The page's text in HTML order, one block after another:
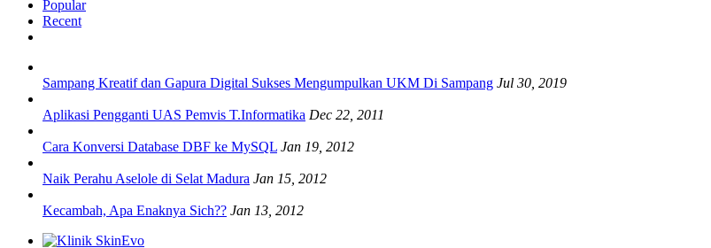
Popular
Recent
Sampang Kreatif dan Gapura Digital Sukses Mengumpulkan UKM Di Sampang Jul 30, 2019
Aplikasi Pengganti UAS Pemvis T.Informatika Dec 22, 2011
Cara Konversi Database DBF ke MySQL Jan 19, 2012
Naik Perahu Aselole di Selat Madura Jan 15, 2012
Kecambah, Apa Enaknya Sich?? Jan 13, 2012